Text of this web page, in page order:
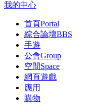
我的中心
首頁Portal
綜合論壇BBS
手遊
公會Group
空間Space
網頁遊戲
應用
購物